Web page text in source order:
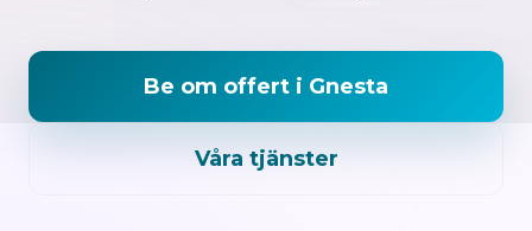
Be om offert i Gnesta
Våra tjänster